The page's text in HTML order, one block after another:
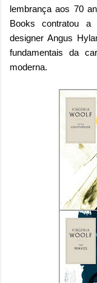
lembrança aos 70
Books contratou
designer Angus
fundamentais da
moderna.